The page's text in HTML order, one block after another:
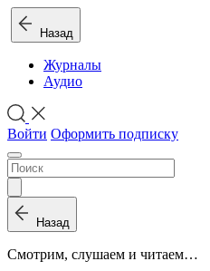
Назад
Журналы
Аудио
Войти Оформить подписку
Назад
Смотрим, слушаем и читаем…